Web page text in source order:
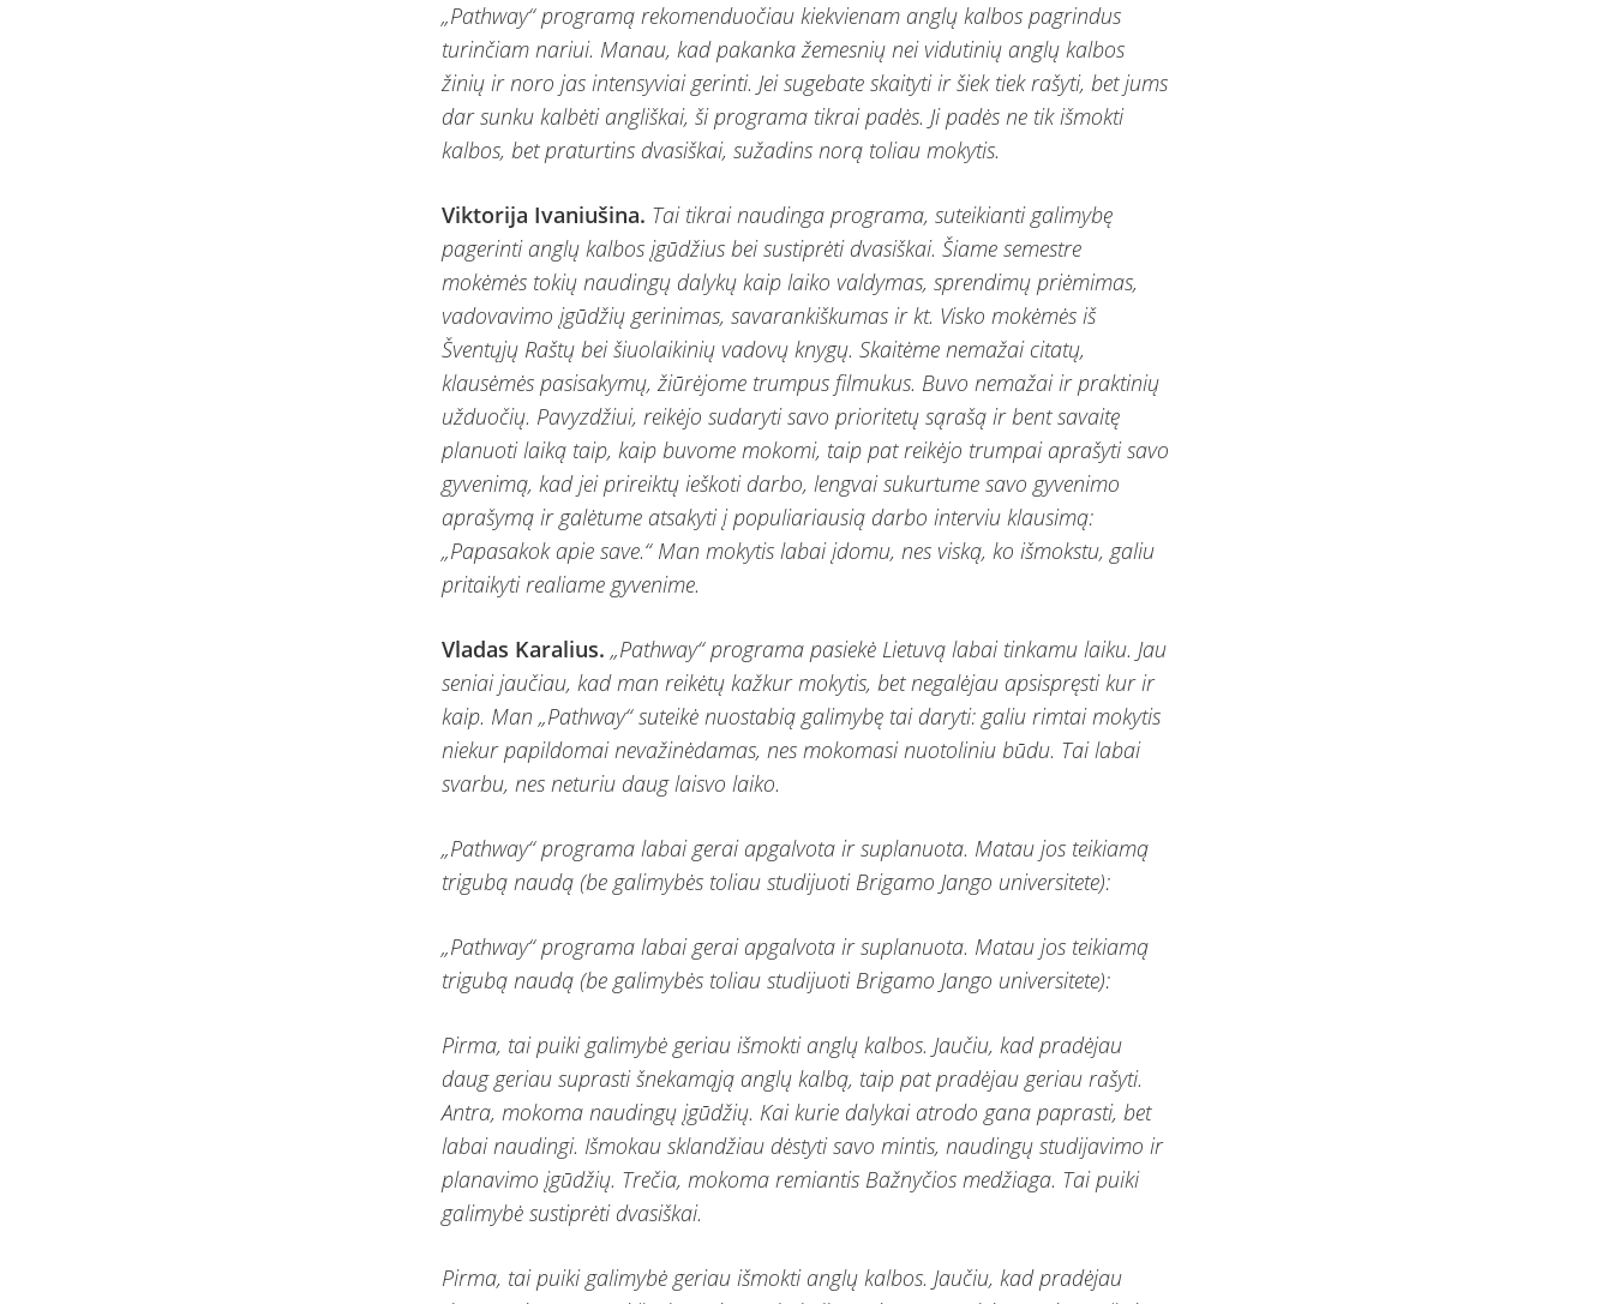
„Pathway“ programą rekomenduočiau kiekvienam anglų kalbos pagrindus
turinčiam nariui. Manau, kad pakanka žemesnių nei vidutinių anglų kalbos
žinių ir noro jas intensyviai gerinti. Jei sugebate skaityti ir šiek tiek rašyti, bet jums
dar sunku kalbėti angliškai, ši programa tikrai padės. Ji padės ne tik išmokti
kalbos, bet praturtins dvasiškai, sužadins norą toliau mokytis.
Viktorija Ivaniušina. Tai tikrai naudinga programa, suteikianti galimybę
pagerinti anglų kalbos įgūdžius bei sustiprėti dvasiškai. Šiame semestre
mokėmės tokių naudingų dalykų kaip laiko valdymas, sprendimų priėmimas,
vadovavimo įgūdžių gerinimas, savarankiškumas ir kt. Visko mokėmės iš
Šventųjų Raštų bei šiuolaikinių vadovų knygų. Skaitėme nemažai citatų,
klausėmės pasisakymų, žiūrėjome trumpus filmukus. Buvo nemažai ir praktinių
užduočių. Pavyzdžiui, reikėjo sudaryti savo prioritetų sąrašą ir bent savaitę
planuoti laiką taip, kaip buvome mokomi, taip pat reikėjo trumpai aprašyti savo
gyvenimą, kad jei prireiktų ieškoti darbo, lengvai sukurtume savo gyvenimo
aprašymą ir galėtume atsakyti į populiariausią darbo interviu klausimą:
„Papasakok apie save.“ Man mokytis labai įdomu, nes viską, ko išmokstu, galiu
pritaikyti realiame gyvenime.
Vladas Karalius. „Pathway“ programa pasiekė Lietuvą labai tinkamu laiku. Jau
seniai jaučiau, kad man reikėtų kažkur mokytis, bet negalėjau apsispręsti kur ir
kaip. Man „Pathway“ suteikė nuostabią galimybę tai daryti: galiu rimtai mokytis
niekur papildomai nevažinėdamas, nes mokomasi nuotoliniu būdu. Tai labai
svarbu, nes neturiu daug laisvo laiko.
„Pathway“ programa labai gerai apgalvota ir suplanuota. Matau jos teikiamą
trigubą naudą (be galimybės toliau studijuoti Brigamo Jango universitete):
„Pathway“ programa labai gerai apgalvota ir suplanuota. Matau jos teikiamą
trigubą naudą (be galimybės toliau studijuoti Brigamo Jango universitete):
Pirma, tai puiki galimybė geriau išmokti anglų kalbos. Jaučiu, kad pradėjau
daug geriau suprasti šnekamąją anglų kalbą, taip pat pradėjau geriau rašyti.
Antra, mokoma naudingų įgūdžių. Kai kurie dalykai atrodo gana paprasti, bet
labai naudingi. Išmokau sklandžiau dėstyti savo mintis, naudingų studijavimo ir
planavimo įgūdžių. Trečia, mokoma remiantis Bažnyčios medžiaga. Tai puiki
galimybė sustiprėti dvasiškai.
Pirma, tai puiki galimybė geriau išmokti anglų kalbos. Jaučiu, kad pradėjau